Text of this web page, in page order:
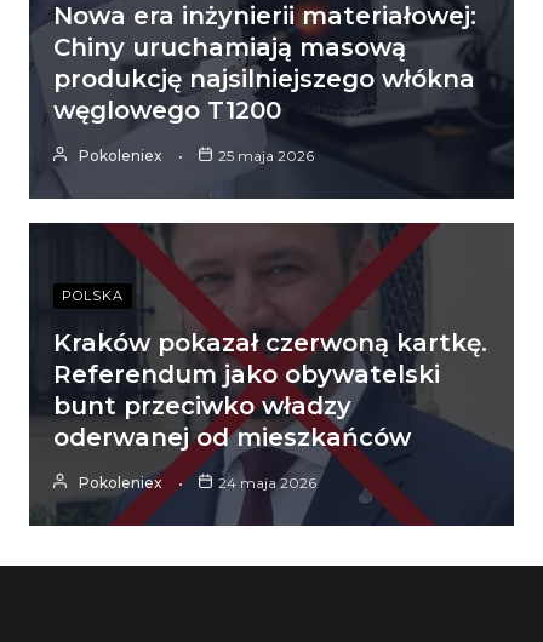
Nowa era inżynierii materiałowej:
Chiny uruchamiają masową
produkcję najsilniejszego włókna
węglowego T1200
Pokoleniex 25 maja 2026
POLSKA
Kraków pokazał czerwoną kartkę.
Referendum jako obywatelski
bunt przeciwko władzy
oderwanej od mieszkańców
Pokoleniex 24 maja 2026